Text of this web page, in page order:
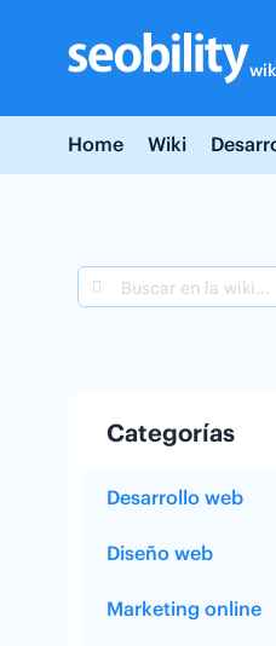
content
Home Wiki
Categorías
Desarrollo web
Diseño web
Marketing online